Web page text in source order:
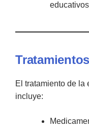
El tratamiento de la
incluye: